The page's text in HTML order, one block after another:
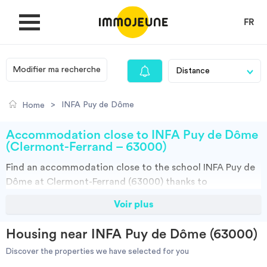
FR
MY ACCOUNT
Looking for a rent
Propose accommodation
Cities
Modifier ma recherche
Home > INFA Puy de Dôme
Accommodation close to INFA Puy de Dôme
(Clermont-Ferrand – 63000)
Find an accommodation close to the school INFA Puy de
Dôme at Clermont-Ferrand (63000) thanks to
Discover our thousands of housing offers close to the
estates and flateshare offers. You have all the choices.
You can do your research according to the type of property to rent,
Voir plus
Housing near INFA Puy de Dôme (63000)
Discover the properties we have selected for you